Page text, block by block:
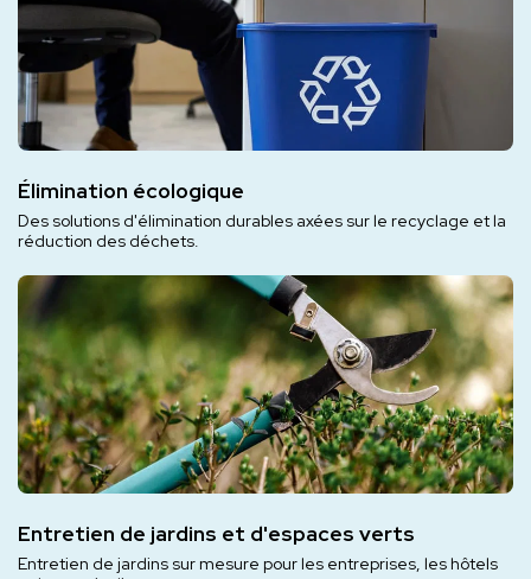
Élimination écologique
Des solutions d'élimination durables axées sur le recyclage et la
réduction des déchets.
Entretien de jardins et d'espaces verts
Entretien de jardins sur mesure pour les entreprises, les hôtels